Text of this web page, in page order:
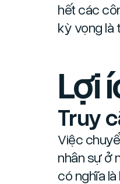
hết các
kỳ vọng là
Lợi
Truy
Việc
nhân sự ở
có nghĩa